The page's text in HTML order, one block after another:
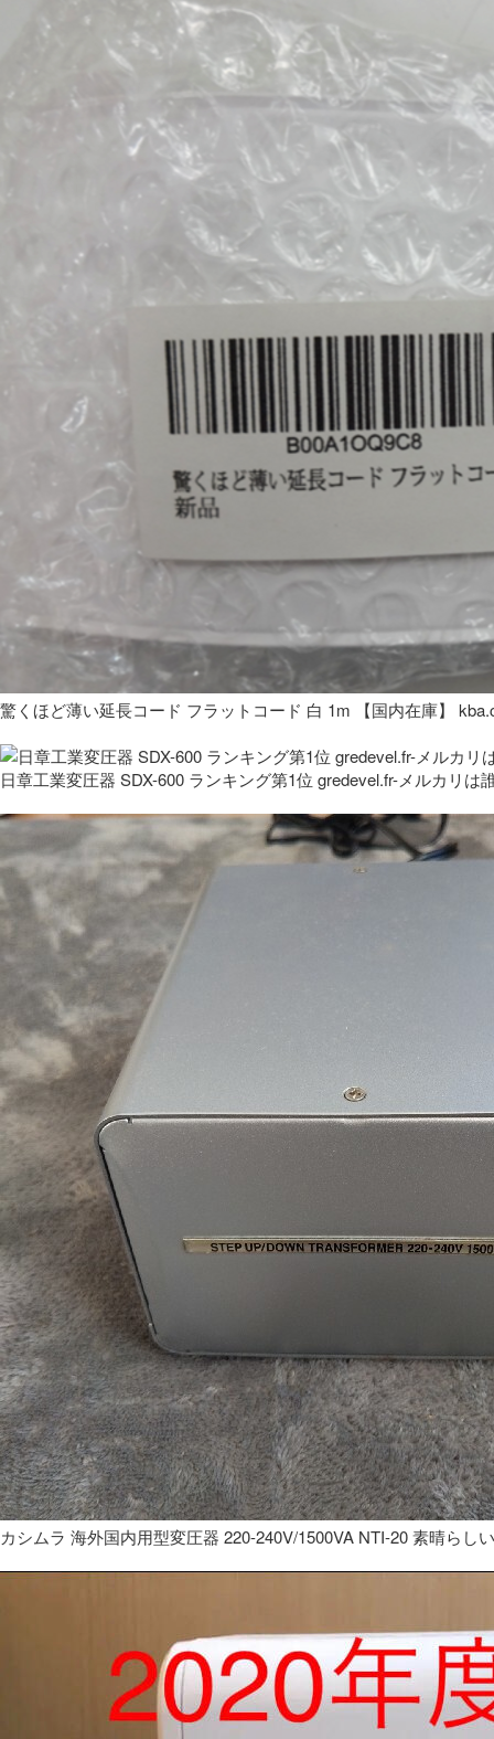
驚くほど薄い延長コード フラットコード 白 1m 【国内在庫】
日章工業変圧器 SDX-600 ランキング第1位 gredevel.fr-メルカリは
カシムラ 海外国内用型変圧器 220-240V/1500VA NTI-20 素晴らし